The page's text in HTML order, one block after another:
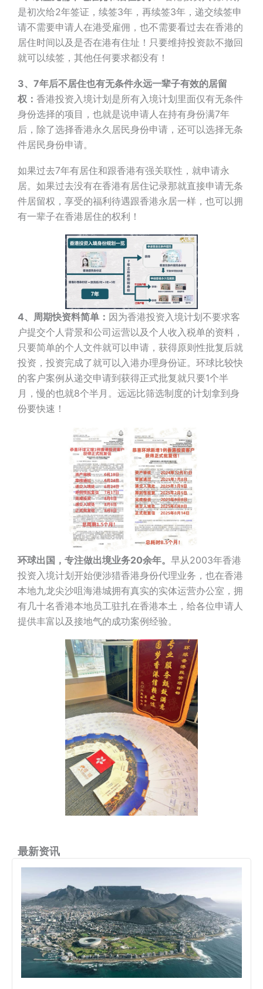
是初次给2年签证，续签3年，再续签3年，递交续签申
请不需要申请人在港受雇佣，也不需要看过去在香港的
居住时间以及是否在港有住址！只要维持投资款不撤回
就可以续签，其他任何要求都没有！
3、7年后不居住也有无条件永远一辈子有效的居留
权： 香港投资入境计划是所有入境计划里面仅有无条件
身份选择的项目，也就是说申请人在持有身份满7年
后，除了选择香港永久居民身份申请，还可以选择无条
件居民身份申请。
如果过去7年有居住和跟香港有强关联性，就申请永
居。如果过去没有在香港有居住记录那就直接申请无条
件居留权，享受的福利待遇跟香港永居一样，也可以拥
有一辈子在香港居住的权利！
4、周期快资料简单： 因为香港投资入境计划不要求客
户提交个人背景和公司运营以及个人收入税单的资料，
只要简单的个人文件就可以申请，获得原则性批复后就
投资，投资完成了就可以入港办理身份证。环球比较快
的客户案例从递交申请到获得正式批复就只要1个半
月，慢的也就8个半月。远远比筛选制度的计划拿到身
份要快速！
环球出国，专注做出境业务20余年。 早从2003年香港
投资入境计划开始便涉猎香港身份代理业务，也在香港
本地九龙尖沙咀海港城拥有真实的实体运营办公室，拥
有几十名香港本地员工驻扎在香港本土，给各位申请人
提供丰富以及接地气的成功案例经验。
最新资讯